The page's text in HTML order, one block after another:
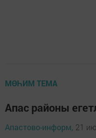
МӨҺИМ ТЕМА
Апас районы
Апастово-информ, 21